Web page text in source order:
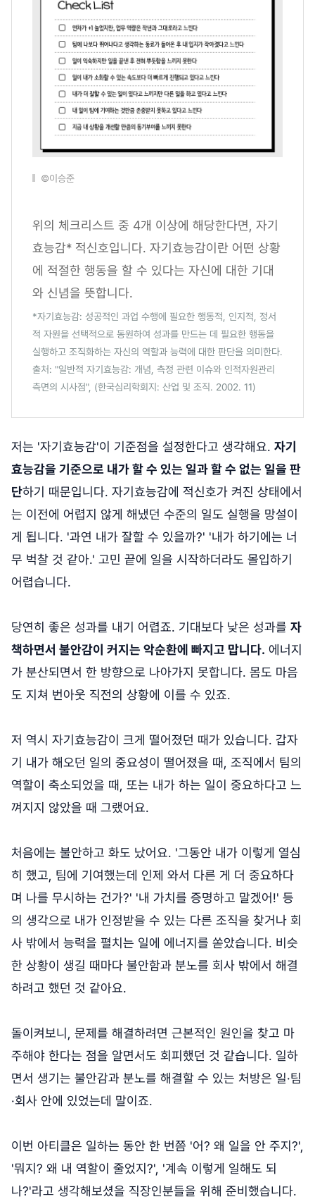
©이승준
위의 체크리스트 중 4개 이상에 해당한다면, 자기
효능감* 적신호입니다. 자기효능감이란 어떤 상황
에 적절한 행동을 할 수 있다는 자신에 대한 기대
와 신념을 뜻합니다.
*자기효능감: 성공적인 과업 수행에 필요한 행동적, 인지적, 정서
적 자원을 선택적으로 동원하여 성과를 만드는 데 필요한 행동을
실행하고 조직화하는 자신의 역할과 능력에 대한 판단을 의미한다.
출처: "일반적 자기효능감: 개념, 측정 관련 이슈와 인적자원관리
측면의 시사점", (한국심리학회지: 산업 및 조직. 2002. 11)
저는 '자기효능감'이 기준점을 설정한다고 생각해요. 자기
효능감을 기준으로 내가 할 수 있는 일과 할 수 없는 일을 판
단하기 때문입니다. 자기효능감에 적신호가 켜진 상태에서
는 이전에 어렵지 않게 해냈던 수준의 일도 실행을 망설이
게 됩니다. '과연 내가 잘할 수 있을까?' '내가 하기에는 너
무 벅찰 것 같아.' 고민 끝에 일을 시작하더라도 몰입하기
어렵습니다.
당연히 좋은 성과를 내기 어렵죠. 기대보다 낮은 성과를 자
책하면서 불안감이 커지는 악순환에 빠지고 맙니다. 에너지
가 분산되면서 한 방향으로 나아가지 못합니다. 몸도 마음
도 지쳐 번아웃 직전의 상황에 이를 수 있죠.
저 역시 자기효능감이 크게 떨어졌던 때가 있습니다. 갑자
기 내가 해오던 일의 중요성이 떨어졌을 때, 조직에서 팀의
역할이 축소되었을 때, 또는 내가 하는 일이 중요하다고 느
껴지지 않았을 때 그랬어요.
처음에는 불안하고 화도 났어요. '그동안 내가 이렇게 열심
히 했고, 팀에 기여했는데 인제 와서 다른 게 더 중요하다
며 나를 무시하는 건가?' '내 가치를 증명하고 말겠어!' 등
의 생각으로 내가 인정받을 수 있는 다른 조직을 찾거나 회
사 밖에서 능력을 펼치는 일에 에너지를 쏟았습니다. 비슷
한 상황이 생길 때마다 불안함과 분노를 회사 밖에서 해결
하려고 했던 것 같아요.
돌이켜보니, 문제를 해결하려면 근본적인 원인을 찾고 마
주해야 한다는 점을 알면서도 회피했던 것 같습니다. 일하
면서 생기는 불안감과 분노를 해결할 수 있는 처방은 일·팀
·회사 안에 있었는데 말이죠.
이번 아티클은 일하는 동안 한 번쯤 '어? 왜 일을 안 주지?',
'뭐지? 왜 내 역할이 줄었지?', '계속 이렇게 일해도 되
나?'라고 생각해보셨을 직장인분들을 위해 준비했습니다.